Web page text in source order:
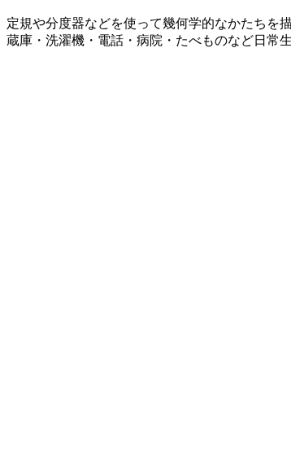
定規や分度器などを使って幾何学的なかたちを
蔵庫・洗濯機・電話・病院・たべものなど日常